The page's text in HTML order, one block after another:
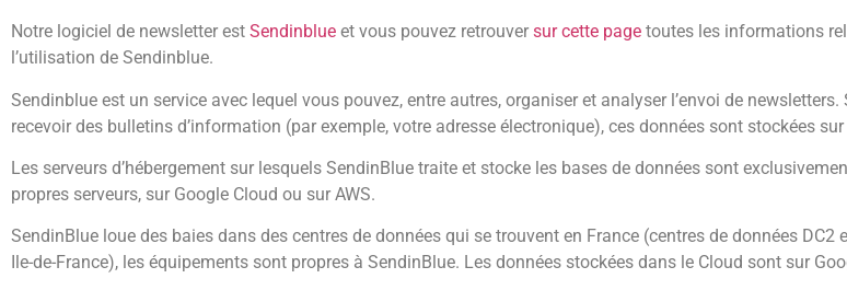
Notre logiciel de newsletter est Sendinblue et vous pouvez retrouver sur cette page toutes les informations
l’utilisation de Sendinblue.
Sendinblue est un service avec lequel vous pouvez, entre autres, organiser et analyser l’envoi de
recevoir des bulletins d’information (par exemple, votre adresse électronique), ces données sont stockées
Les serveurs d’hébergement sur lesquels SendinBlue traite et stocke les bases de données sont
propres serveurs, sur Google Cloud ou sur AWS.
SendinBlue loue des baies dans des centres de données qui se trouvent en France (centres de données DC2
Ile-de-France), les équipements sont propres à SendinBlue. Les données stockées dans le Cloud sont sur